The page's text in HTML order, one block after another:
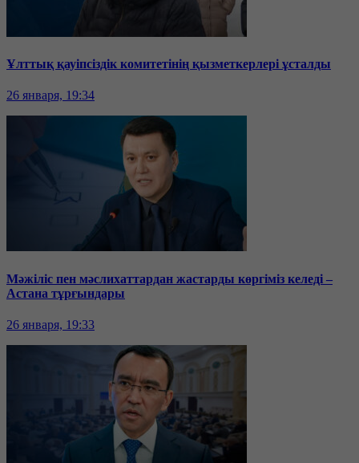
Ұлттық қауіпсіздік комитетінің қызметкерлері ұсталды
26 января, 19:34
Мәжіліс пен мәслихаттардан жастарды көргіміз келеді –
Астана тұрғындары
26 января, 19:33